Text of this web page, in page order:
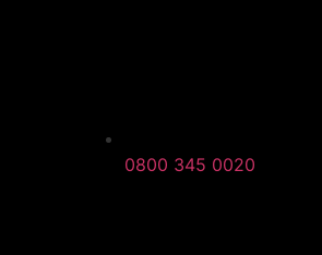
0800 345 0020